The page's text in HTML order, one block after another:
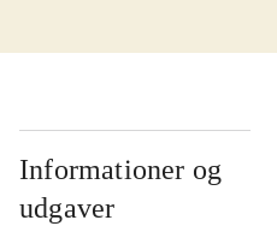
Informationer og
udgaver